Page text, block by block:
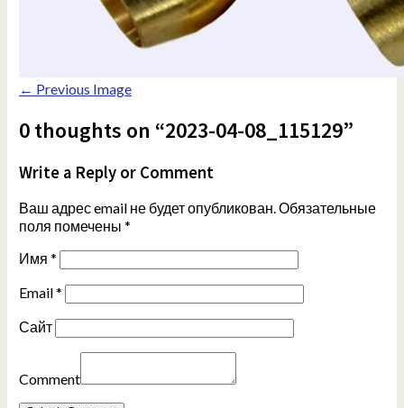
← Previous Image
0 thoughts on “2023-04-08_115129”
Write a Reply or Comment
Ваш адрес email не будет опубликован.Обязательные
поля помечены *
Имя *
Email*
Сайт
Comment